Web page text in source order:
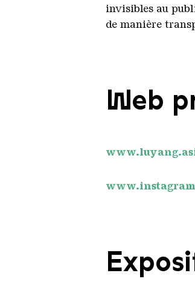
invisibles au
de manière
Web